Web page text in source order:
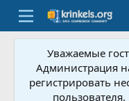
Уважаемые
Администрация
регистрировать